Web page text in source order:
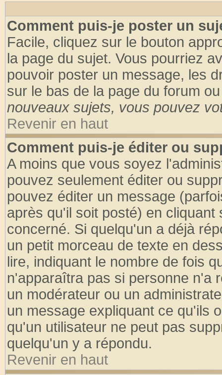
Comment puis-je poster un
Facile, cliquez sur le bouton
la page du sujet. Vous pourriez
pouvoir poster un message, les
sur le bas de la page du forum
nouveaux sujets, vous pouvez
Revenir en haut
Comment puis-je éditer ou
A moins que vous soyez
pouvez seulement éditer ou
pouvez éditer un message
après qu'il soit posté) en
concerné. Si quelqu'un a déjà
un petit morceau de texte en
lire, indiquant le nombre de fois
n'apparaîtra pas si personne n'a
un modérateur ou un
un message expliquant ce qu'ils
qu'un utilisateur ne peut pas
quelqu'un y a répondu.
Revenir en haut